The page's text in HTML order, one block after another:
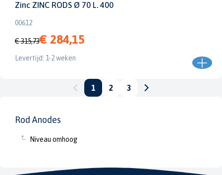
Rod Anodes
Niveau omhoog
Zinc ZINC RODS Ø 70 L. 400
00612
€ 315,73€ 284,15
Levertijd: 1-2 weken
1 2 3